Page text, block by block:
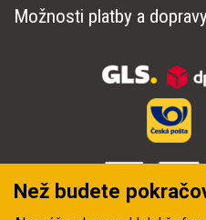
Možnosti platby a
Než budete